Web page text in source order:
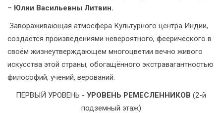
– Юлии Васильевны Литвин.
​ Завораживающая атмосфера Культурного центра Индии,
создаётся произведениями невероятного, феерического в
своём жизнеутверждающем многоцветии вечно живого
искусства этой страны, обогащённого экстравагантностью
философий, учений, верований.
ПЕРВЫЙ УРОВЕНЬ - УРОВЕНЬ РЕМЕСЛЕННИКОВ (2-й
подземный этаж)